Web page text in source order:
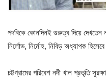
পদবিকে কোনদিনই গুরুত্ব দিয়ে
নির্লোভ, নির্মোহ, নিবিড় অধ্যাপক
চট্টগ্রামের পরিবেশ নদী খাল প্রভৃতি